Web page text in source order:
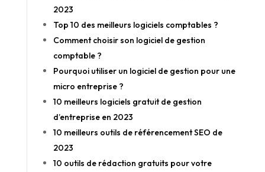
2023
Top 10 des meilleurs logiciels comptables ?
Comment choisir son logiciel de gestion
comptable ?
Pourquoi utiliser un logiciel de gestion pour une
micro entreprise ?
10 meilleurs logiciels gratuit de gestion
d’entreprise en 2023
10 meilleurs outils de référencement SEO de
2023
10 outils de rédaction gratuits pour votre